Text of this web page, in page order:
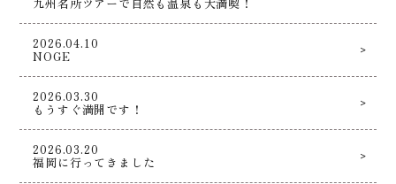
2026.04.10
NOGE
2026.03.30
もうすぐ満開です！
2026.03.20
福岡に行ってきました